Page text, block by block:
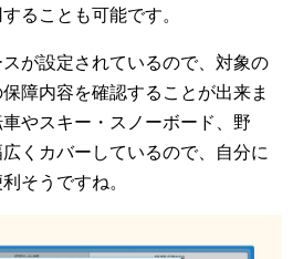
ることも可能です。
が設定されているので、対象の
障内容を確認することが出来ま
やスキー・スノーボード、野
くカバーしているので、自分に
そうですね。